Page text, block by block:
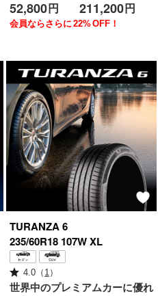
52,800 円 211,200 円
会員ならさらに 22%OFF！
TURANZA6
235/60R18 107W XL
4.0（ 1）
世界中のプレミアムカーに優れ